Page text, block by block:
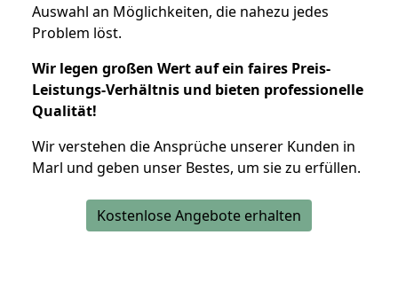
Auswahl an Möglichkeiten, die nahezu jedes
Problem löst.
Wir legen großen Wert auf ein faires Preis-
Leistungs-Verhältnis und bieten professionelle
Qualität!
Wir verstehen die Ansprüche unserer Kunden in
Marl und geben unser Bestes, um sie zu erfüllen.
Kostenlose Angebote erhalten